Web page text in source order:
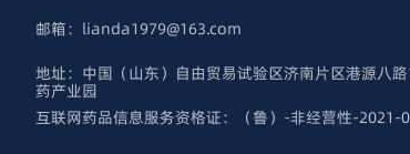
邮箱：lianda1979@163.com
地址：中国（山东）自由贸易试验区济南片区港源八
药产业园
互联网药品信息服务资格证：（鲁）-非经营性-2021-